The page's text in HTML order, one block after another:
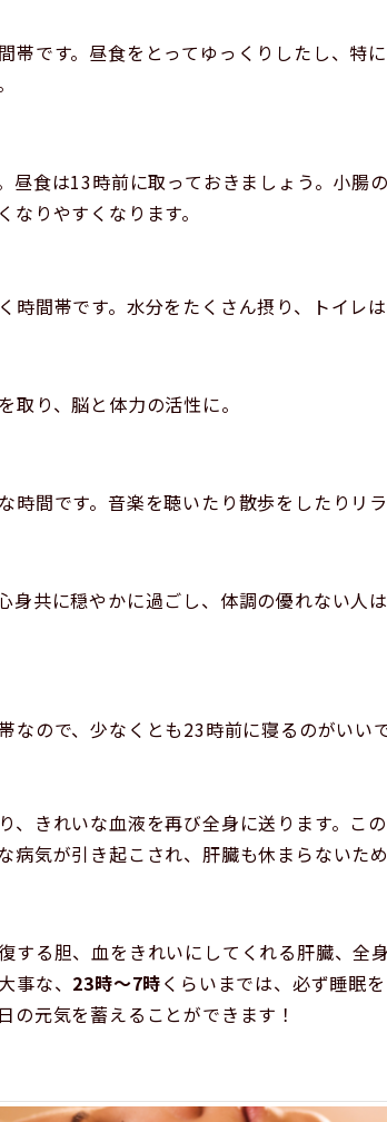
帯です。昼食をとってゆっくりしたし、特
昼食は13時前に取っておきましょう。小腸
りやすくなります。
時間帯です。水分をたくさん摂り、トイレは
取り、脳と体力の活性に。
時間です。音楽を聴いたり散歩をしたりリラ
身共に穏やかに過ごし、体調の優れない人
なので、少なくとも23時前に寝るのがいいで
きれいな血液を再び全身に送ります。この
病気が引き起こされ、肝臓も休まらないた
する胆、血をきれいにしてくれる肝臓、全
事な、 23時～7時くらいまでは、必ず睡眠を
の元気を蓄えることができます！